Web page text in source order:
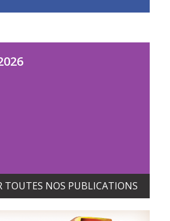
TOUTES NOS PUBLICATIONS